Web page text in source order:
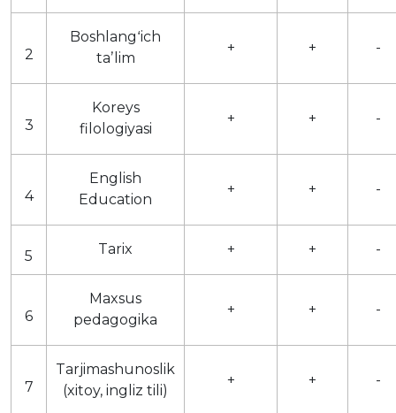
2
Boshlangʻich
taʼlim
+ + -
3
Koreys
filologiyasi
+ + -
4
English
Education
+ + -
5 Tarix + + -
6
Maxsus
pedagogika
+ + -
7
Tarjimashunoslik
(xitoy, ingliz tili)
+ + -